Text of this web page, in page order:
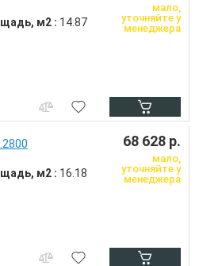
м2 : 14.87
мало,
уточняйте у
менеджера
м2 : 16.18
68 628 р.
мало,
уточняйте у
менеджера